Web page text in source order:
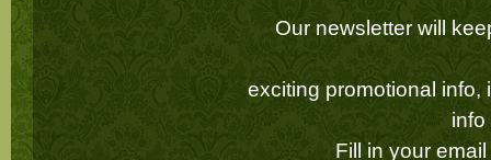
Our newsletter will
exciting promotional info,
info
Fill in your